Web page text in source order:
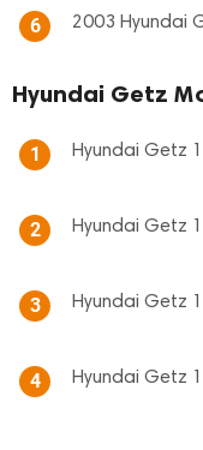
6 2003 Hyundai
Hyundai Getz
1 Hyundai Getz
2 Hyundai Getz
3 Hyundai Getz
4 Hyundai Getz